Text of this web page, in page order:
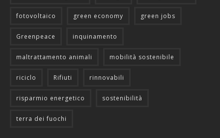
fotovoltaico green economy green jobs
Greenpeace inquinamento
maltrattamento animali mobilità sostenibile
riciclo Rifiuti rinnovabili
risparmio energetico sostenibilità
terra dei fuochi